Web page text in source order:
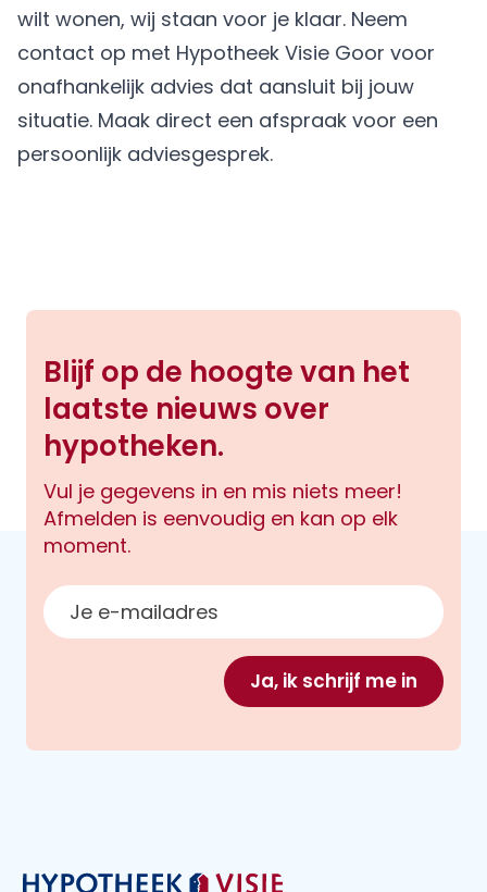
wilt wonen, wij staan voor je klaar. Neem
contact op met Hypotheek Visie Goor voor
onafhankelijk advies dat aansluit bij jouw
situatie. Maak direct een afspraak voor een
persoonlijk adviesgesprek.
Blijf op de hoogte van het
laatste nieuws over
hypotheken.
Vul je gegevens in en mis niets meer!
Afmelden is eenvoudig en kan op elk
moment.
E-mailadres
Ja, ik schrijf me in